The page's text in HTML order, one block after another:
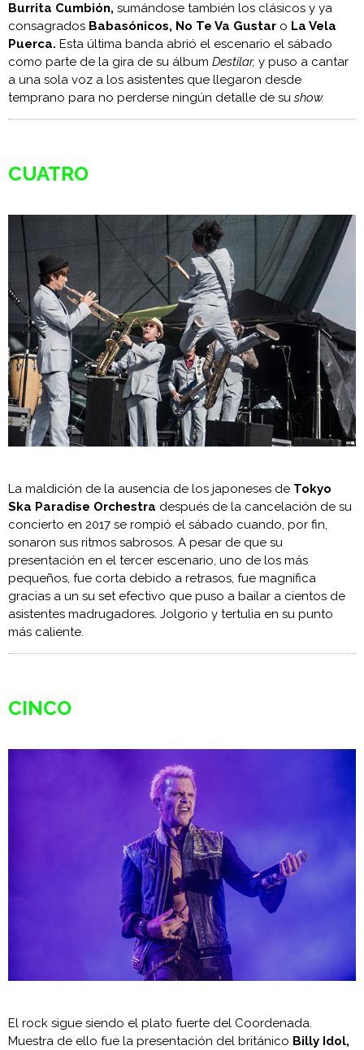
Burrita Cumbión, sumándose también los clásicos y ya
consagrados Babasónicos, No Te Va Gustar o La Vela
Puerca. Esta última banda abrió el escenario el sábado
como parte de la gira de su álbum Destilar, y puso a cantar
a una sola voz a los asistentes que llegaron desde
temprano para no perderse ningún detalle de su show.
CUATRO
La maldición de la ausencia de los japoneses de Tokyo
Ska Paradise Orchestra después de la cancelación de su
concierto en 2017 se rompió el sábado cuando, por fin,
sonaron sus ritmos sabrosos. A pesar de que su
presentación en el tercer escenario, uno de los más
pequeños, fue corta debido a retrasos, fue magnífica
gracias a un su set efectivo que puso a bailar a cientos de
asistentes madrugadores. Jolgorio y tertulia en su punto
más caliente.
CINCO
El rock sigue siendo el plato fuerte del Coordenada.
Muestra de ello fue la presentación del británico Billy Idol,